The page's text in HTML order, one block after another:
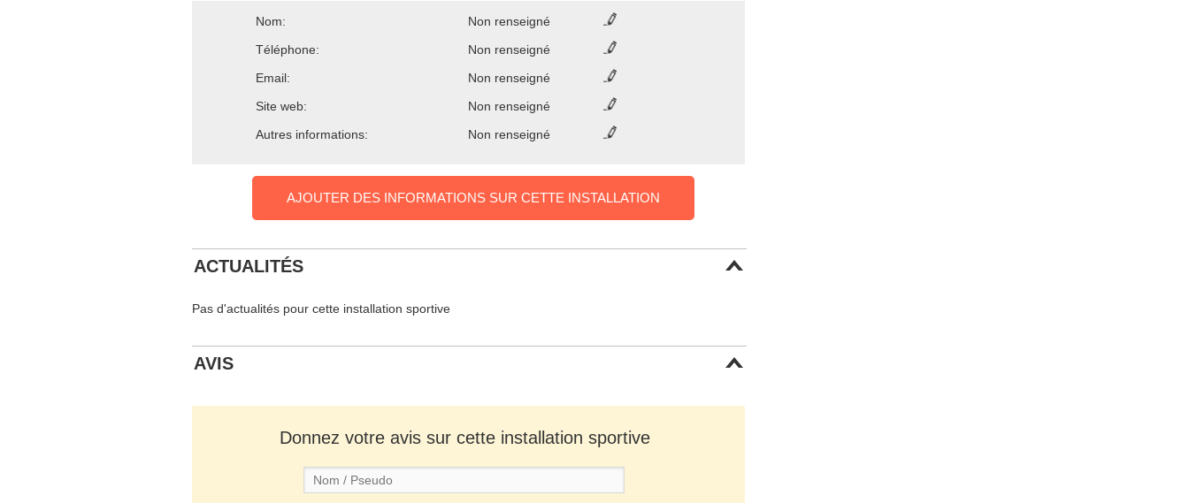
Nom:
Non renseigné
Téléphone:
Non renseigné
Email:
Non renseigné
Site web:
Non renseigné
Autres informations:
Non renseigné
AJOUTER DES INFORMATIONS SUR CETTE INSTALLATION
ACTUALITÉS
Pas d'actualités pour cette installation sportive
AVIS
Donnez votre avis sur cette installation sportive